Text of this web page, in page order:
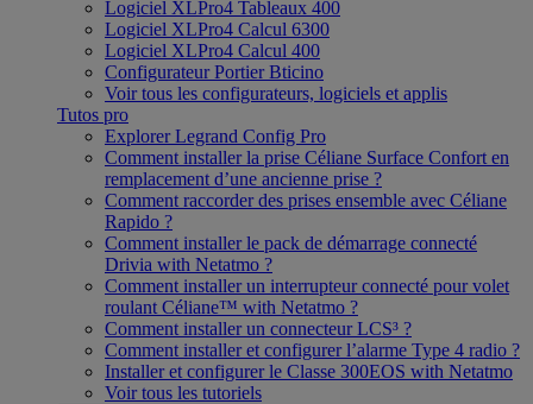
Logiciel XLPro4 Tableaux 400
Logiciel XLPro4 Calcul 6300
Logiciel XLPro4 Calcul 400
Configurateur Portier Bticino
Voir tous les configurateurs, logiciels et applis
Tutos pro
Explorer Legrand Config Pro
Comment installer la prise Céliane Surface Confort en
remplacement d’une ancienne prise ?
Comment raccorder des prises ensemble avec Céliane
Rapido ?
Comment installer le pack de démarrage connecté
Drivia with Netatmo ?
Comment installer un interrupteur connecté pour volet
roulant Céliane™ with Netatmo ?
Comment installer un connecteur LCS³ ?
Comment installer et configurer l’alarme Type 4 radio ?
Installer et configurer le Classe 300EOS with Netatmo
Voir tous les tutoriels